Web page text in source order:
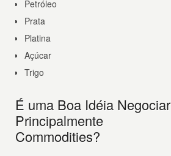
Petróleo
Prata
Platina
Açúcar
Trigo
É uma Boa Idéia Negociar
Principalmente
Commodities?